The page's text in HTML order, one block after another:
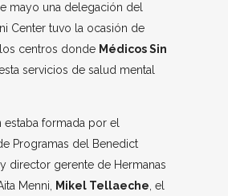
mayo una delegación del
Center tuvo la ocasión de
centros donde Médicos Sin
servicios de salud mental
estaba formada por el
Programas del Benedict
director gerente de Hermanas
Menni,
Mikel Tellaeche , el